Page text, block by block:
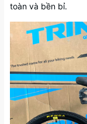
toàn và bền bỉ.